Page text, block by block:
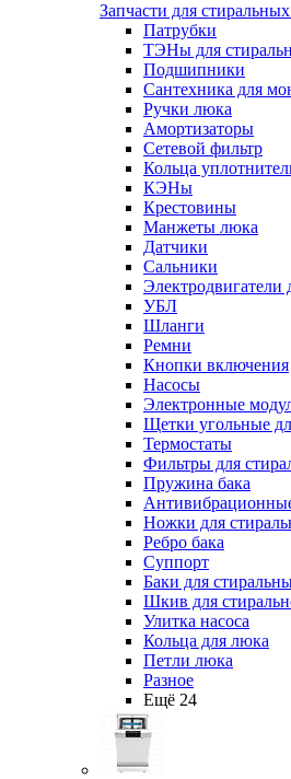
Запчасти для
Патрубки
ТЭНы для
Подшипники
Сантехника для
Ручки люка
Амортизаторы
Сетевой фильтр
Кольца
КЭНы
Крестовины
Манжеты люка
Датчики
Сальники
УБЛ
Шланги
Ремни
Кнопки включения
Насосы
Электронные
Щетки угольные
Термостаты
Фильтры для
Пружина бака
Ножки для
Ребро бака
Суппорт
Баки для
Шкив для
Улитка насоса
Кольца для люка
Петли люка
Разное
Ещё 24